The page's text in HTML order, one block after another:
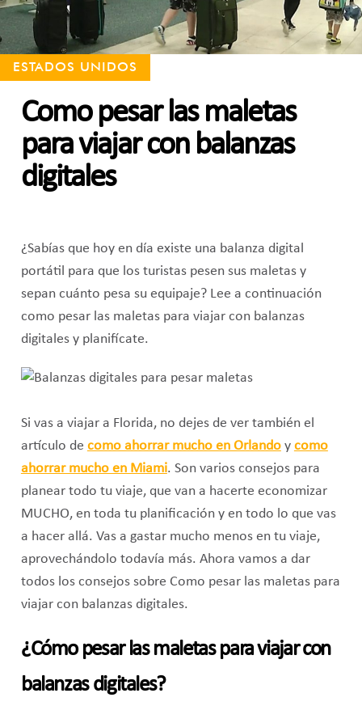
ESTADOS UNIDOS
Como pesar las maletas
para viajar con balanzas
digitales
¿Sabías que hoy en día existe una balanza digital
portátil para que los turistas pesen sus maletas y
sepan cuánto pesa su equipaje? Lee a continuación
como pesar las maletas para viajar con balanzas
digitales y planifícate.
Si vas a viajar a Florida, no dejes de ver también el
artículo de como ahorrar mucho en Orlandoy como
ahorrar mucho en Miami. Son varios consejos para
planear todo tu viaje, que van a hacerte economizar
MUCHO, en toda tu planificación y en todo lo que vas
a hacer allá. Vas a gastar mucho menos en tu viaje,
aprovechándolo todavía más. Ahora vamos a dar
todos los consejos sobre Como pesar las maletas para
viajar con balanzas digitales.
¿Cómo pesar las maletas para viajar con
balanzas digitales?